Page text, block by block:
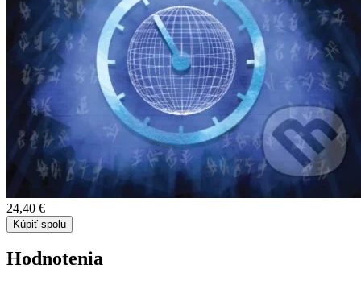
24,40 €
Kúpiť spolu
Hodnotenia